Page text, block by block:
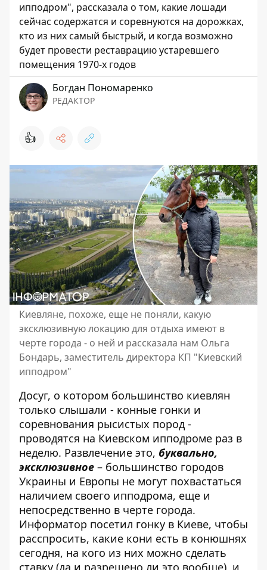
ипподром", рассказала о том, какие лошади
сейчас содержатся и соревнуются на дорожках,
кто из них самый быстрый, и когда возможно
будет провести реставрацию устаревшего
помещения 1970-х годов
Богдан Пономаренко
РЕДАКТОР
👍
Киевляне, похоже, еще не поняли, какую
эксклюзивную локацию для отдыха имеют в
черте города - о ней и рассказала нам Ольга
Бондарь, заместитель директора КП "Киевский
ипподром"
Досуг, о котором большинство киевлян
только слышали - конные гонки и
соревнования рысистых пород -
проводятся на Киевском ипподроме раз в
неделю. Развлечение это, буквально,
эксклюзивное – большинство городов
Украины и Европы не могут похвастаться
наличием своего ипподрома, еще и
непосредственно в черте города.
Информатор посетил гонку в Киеве, чтобы
расспросить, какие кони есть в конюшнях
сегодня, на кого из них можно сделать
ставку (да и разрешено ли это вообще), и